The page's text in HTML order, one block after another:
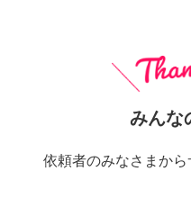
みんな
依頼者のみなさまか